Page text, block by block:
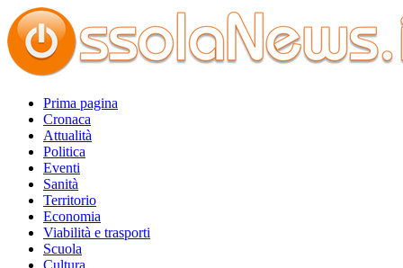
Prima pagina
Cronaca
Attualità
Politica
Eventi
Sanità
Territorio
Economia
Viabilità e trasporti
Scuola
Cultura